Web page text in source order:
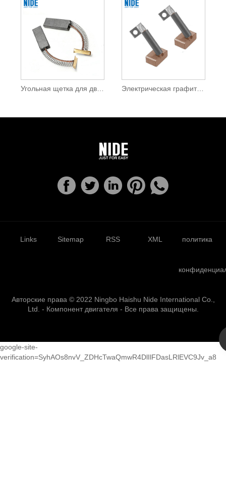
Угольная щетка для двигателя швейной машины Электрическая графитовая угольная щетка для двигателя постоянного тока
Links Sitemap RSS XML политика
Авторские права © 2022 Ningbo Haishu Nide International Co.,
Ltd. - Компонент двигателя - Все права защищены.
google-site-
verification=SyhAOs8nvV_ZDHcTwaQmwR4DlIlFDasLRlEVC9Jv_a8